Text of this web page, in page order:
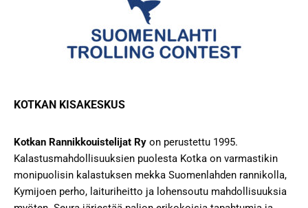
KOTKAN KISAKESKUS
Kotkan Rannikkouistelijat Ry on perustettu 1995.
Kalastusmahdollisuuksien puolesta Kotka on varmastikin
monipuolisin kalastuksen mekka Suomenlahden rannikolla,
Kymijoen perho, laituriheitto ja lohensoutu mahdollisuuksia